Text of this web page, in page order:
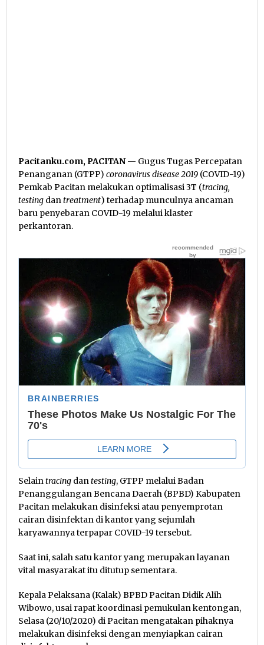
Pacitanku.com, PACITAN — Gugus Tugas Percepatan
Penanganan (GTPP) coronavirus disease 2019 (COVID-19)
Pemkab Pacitan melakukan optimalisasi 3T (tracing,
testing dantreatment) terhadap munculnya ancaman
baru penyebaran COVID-19 melalui klaster
perkantoran.
Selaintracing dantesting, GTPP melalui Badan
Penanggulangan Bencana Daerah (BPBD) Kabupaten
Pacitan melakukan disinfeksi atau penyemprotan
cairan disinfektan di kantor yang sejumlah
karyawannya terpapar COVID-19 tersebut.
Saat ini, salah satu kantor yang merupakan layanan
vital masyarakat itu ditutup sementara.
Kepala Pelaksana (Kalak) BPBD Pacitan Didik Alih
Wibowo, usai rapat koordinasi pemukulan kentongan,
Selasa (20/10/2020) di Pacitan mengatakan pihaknya
melakukan disinfeksi dengan menyiapkan cairan